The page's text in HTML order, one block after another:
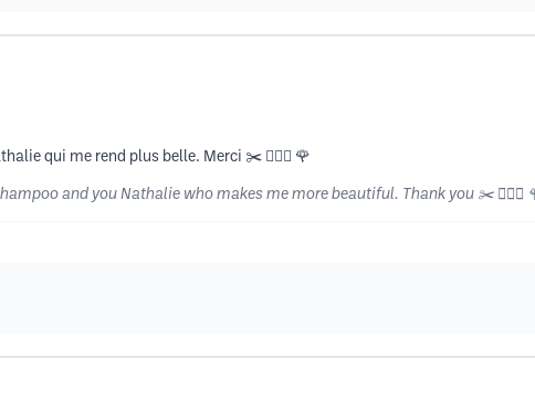
qui me rend plus belle. Merci ✂️ 💇🏼‍♀️ 🌹
and you Nathalie who makes me more beautiful. Thank you ✂️ 💇🏼‍♀️